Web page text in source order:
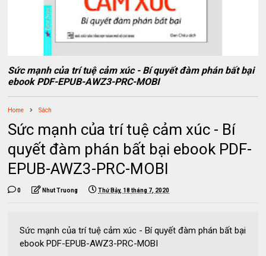
Sức mạnh của trí tuệ cảm xúc - Bí quyết đàm phán bất bại
ebook PDF-EPUB-AWZ3-PRC-MOBI
Home Sách
Sức mạnh của trí tuệ cảm xúc - Bí
quyết đàm phán bất bại ebook PDF-
EPUB-AWZ3-PRC-MOBI
0 Nhut Truong Thứ Bảy, 18 tháng 7, 2020
Sức mạnh của trí tuệ cảm xúc - Bí quyết đàm phán bất bại
ebook PDF-EPUB-AWZ3-PRC-MOBI